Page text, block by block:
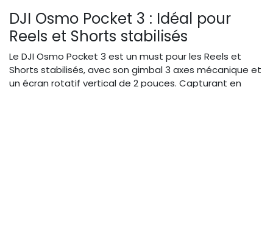
DJI Osmo Pocket 3 : Idéal pour
Reels et Shorts stabilisés
Le DJI Osmo Pocket 3 est un must pour les Reels et
Shorts stabilisés, avec son gimbal 3 axes mécanique et
un écran rotatif vertical de 2 pouces. Capturant en